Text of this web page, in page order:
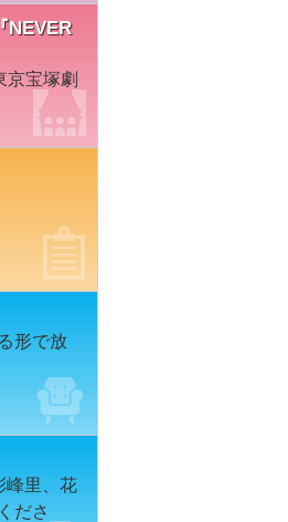
NEVER
京宝塚劇
形で放
峰里、花
ださ